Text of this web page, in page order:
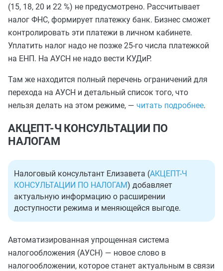
(15, 18, 20 и 22 %) не предусмотрено. Рассчитывает
налог ФНС, формирует платежку банк. Бизнес сможет
контролировать эти платежи в личном кабинете.
Уплатить налог надо не позже 25-го числа платежкой
на ЕНП. На АУСН не надо вести КУДиР.
Там же находится полный перечень ограничений для
перехода на АУСН и детальный список того, что
нельзя делать на этом режиме, — читать подробнее.
АКЦЕПТ-Ч КОНСУЛЬТАЦИИ ПО
НАЛОГАМ
Налоговый консультант Елизавета (АКЦЕПТ-Ч
КОНСУЛЬТАЦИИ ПО НАЛОГАМ) добавляет
актуальную информацию о расширении
доступности режима и меняющейся выгоде.
Автоматизированная упрощенная система
налогообложения (АУСН) — новое слово в
налогообложении, которое станет актуальным в связи